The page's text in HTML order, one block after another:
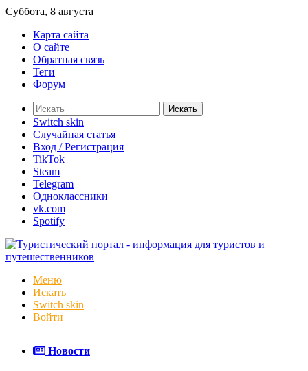
Суббота, 8 августа
Карта сайта
О сайте
Обратная связь
Теги
Форум
Искать
Switch skin
Случайная статья
Вход / Регистрация
TikTok
Steam
Telegram
Одноклассники
vk.com
Spotify
Меню
Искать
Switch skin
Войти
Новости